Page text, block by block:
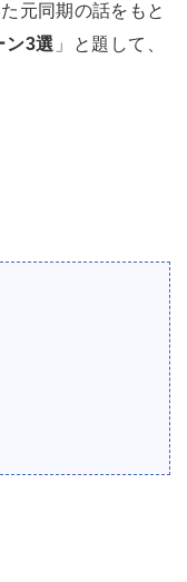
元同期の話をもと
ン3選 」と題して、